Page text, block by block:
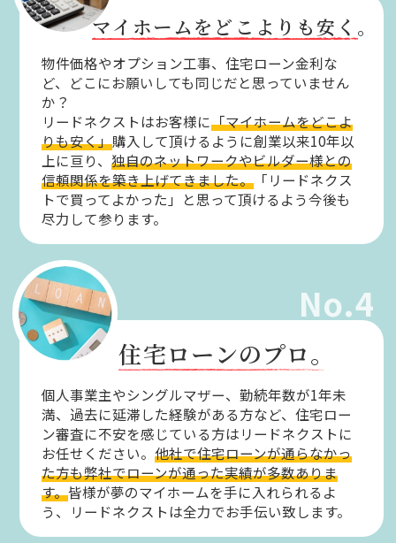
マイホームをどこよりも安く。
物件価格やオプション工事、住宅ローン金利な
ど、どこにお願いしても同じだと思っていません
か？
リードネクストはお客様に「マイホームをどこよ
りも安く」購入して頂けるように創業以来10年以
上に亘り、独自のネットワークやビルダー様との
信頼関係を築き上げてきました。 「リードネクス
トで買ってよかった」と思って頂けるよう今後も
尽力して参ります。
No.4
住宅ローンのプロ。
個人事業主やシングルマザー、勤続年数が1年未
満、過去に延滞した経験がある方など、住宅ロー
ン審査に不安を感じている方はリードネクストに
お任せください。他社で住宅ローンが通らなかっ
た方も弊社でローンが通った実績が多数ありま
す。皆様が夢のマイホームを手に入れられるよ
う、リードネクストは全力でお手伝い致します。